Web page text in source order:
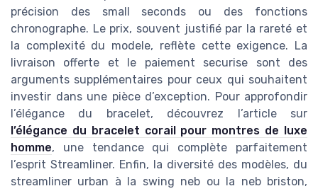
précision des small seconds ou des fonctions
chronographe. Le prix, souvent justifié par la rareté et
la complexité du modele, reflète cette exigence. La
livraison offerte et le paiement securise sont des
arguments supplémentaires pour ceux qui souhaitent
investir dans une pièce d’exception. Pour approfondir
l’élégance du bracelet, découvrez l’article sur
l’élégance du bracelet corail pour montres de luxe
homme, une tendance qui complète parfaitement
l’esprit Streamliner. Enfin, la diversité des modèles, du
streamliner urban à la swing neb ou la neb briston,